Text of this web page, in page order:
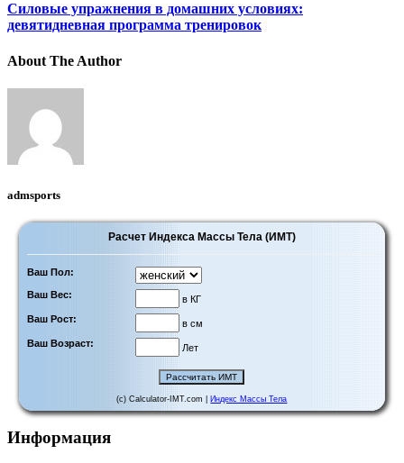
Силовые упражнения в домашних условиях:
девятидневная программа тренировок
About The Author
admsports
Расчет Индекса Массы Тела (ИМТ)
Ваш Пол:
Ваш Вес:
в КГ
Ваш Рост:
в см
Ваш Возраст:
Лет
(c) Calculator-IMT.com | Индекс Массы Тела
Информация